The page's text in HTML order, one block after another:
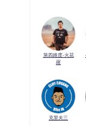
第四維度-火花
羅
克里夫三